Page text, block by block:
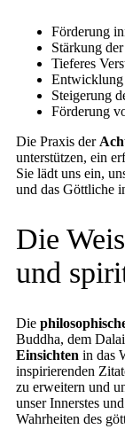
Förderung
Stärkung der
Tieferes
Entwicklung
Steigerung
Förderung
Die Praxis der
unterstützen, ein
Sie lädt uns ein,
und das Göttliche
Die
und
Die
Buddha, dem
Einsichten in das
inspirierenden
zu erweitern und
unser Innerstes
Wahrheiten des